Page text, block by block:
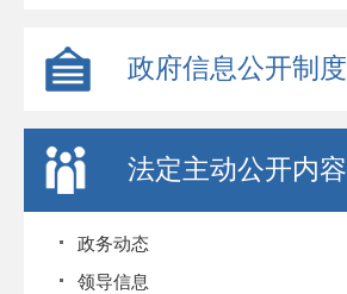
政府信息公开制度
法定主动公开内容
政务动态
领导信息